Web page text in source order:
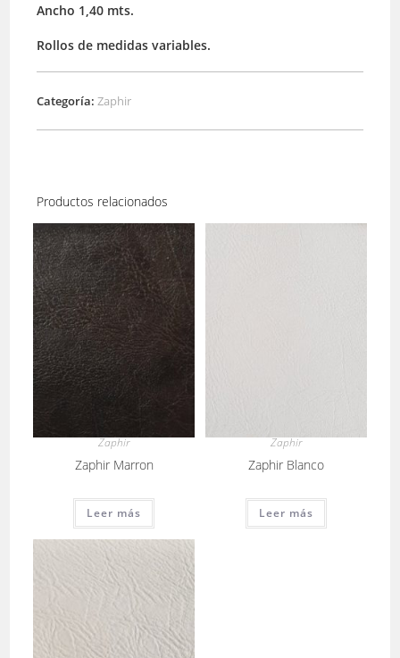
Ancho 1,40 mts.
Rollos de medidas variables.
Categoría:Zaphir
Productos relacionados
Zaphir
Zaphir Marron
Leer más
Zaphir
Zaphir Blanco
Leer más